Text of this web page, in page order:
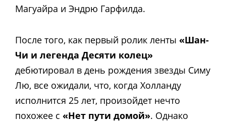
Магуайра и Эндрю Гарфилда.
После того, как первый ролик ленты «Шан-
Чи и легенда Десяти колец»
дебютировал в день рождения звезды Симу
Лю, все ожидали, что, когда Холланду
исполнится 25 лет, произойдет нечто
похожее с «Нет пути домой». Однако